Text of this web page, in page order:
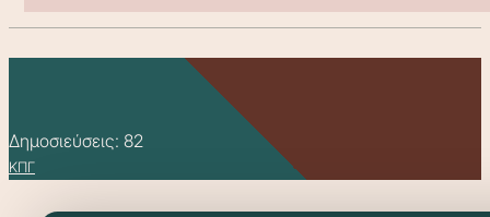
Δημοσιεύσεις: 82
ΚΠΓ